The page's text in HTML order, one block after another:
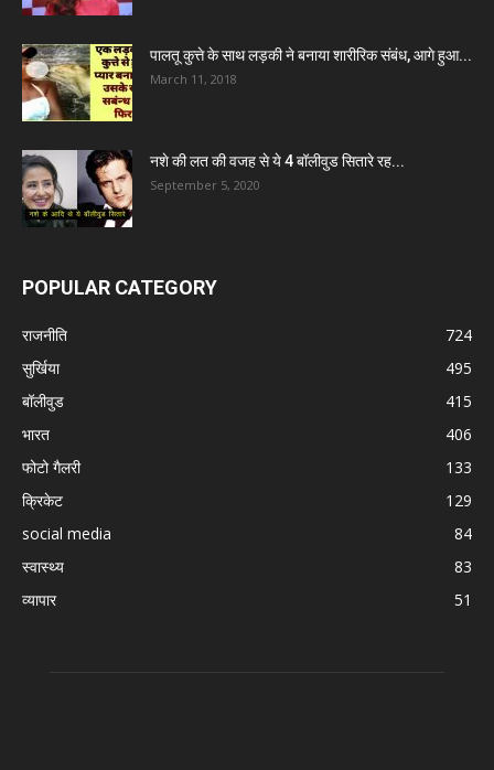
पालतू कुत्ते के साथ लड़की ने बनाया शारीरिक संबंध, आगे हुआ...
March 11, 2018
नशे की लत की वजह से ये 4 बॉलीवुड सितारे रह...
September 5, 2020
POPULAR CATEGORY
राजनीति
724
सुर्खिया
495
बॉलीवुड
415
भारत
406
फोटो गैलरी
133
क्रिकेट
129
social media
84
स्वास्थ्य
83
व्यापार
51